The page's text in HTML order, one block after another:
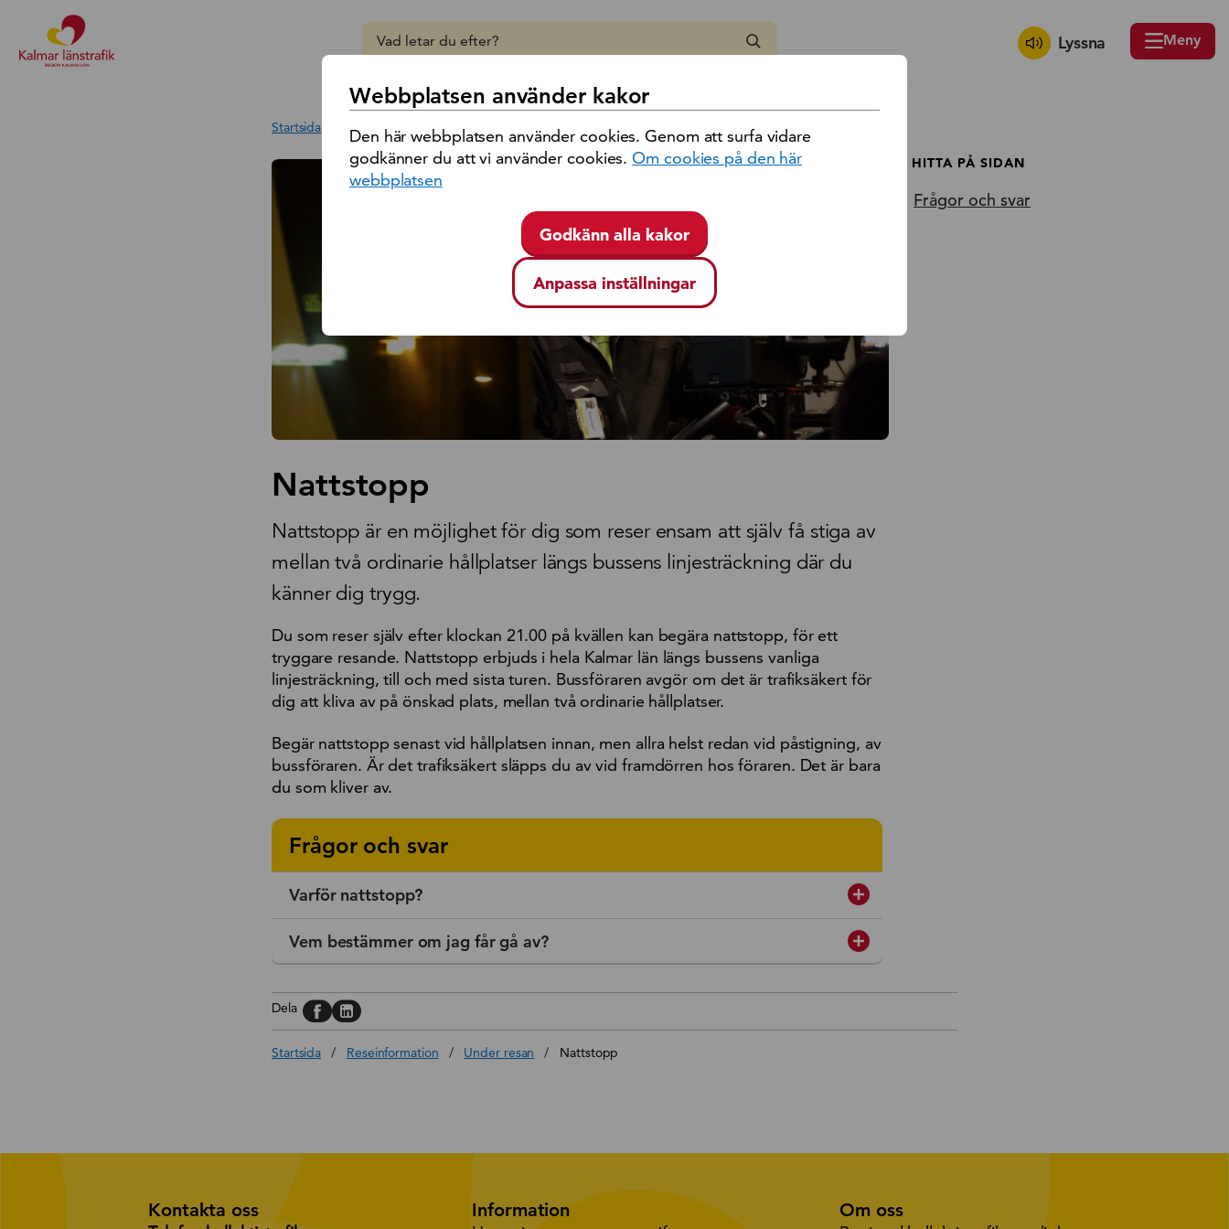
Sök på region Kalmar län
Lyssna Meny
HITTA PÅ SIDAN
Frågor och svar
Startsida Reseinformation Under resan Nattstopp
Nattstopp
Nattstopp är en möjlighet för dig som reser ensam att själv få stiga av
mellan två ordinarie hållplatser längs bussens linjesträckning där du
känner dig trygg.
Du som reser själv efter klockan 21.00 på kvällen kan begära nattstopp, för ett
tryggare resande. Nattstopp erbjuds i hela Kalmar län längs bussens vanliga
linjesträckning, till och med sista turen. Bussföraren avgör om det är trafiksäkert för
dig att kliva av på önskad plats, mellan två ordinarie hållplatser.
Begär nattstopp senast vid hållplatsen innan, men allra helst redan vid påstigning, av
bussföraren. Är det trafiksäkert släpps du av vid framdörren hos föraren. Det är bara
du som kliver av.
Frågor och svar
Varför nattstopp?
Vem bestämmer om jag får gå av?
Dela Dela på, Facebook
Dela på, Linkedin
Startsida / Reseinformation / Under resan / Nattstopp
Kontakta oss Information Om oss
Webbplatsen använder kakor
Den här webbplatsen använder cookies. Genom att surfa vidare
godkänner du att vi använder cookies.Om cookies på den här
webbplatsen
Godkänn alla kakor
Anpassa inställningar